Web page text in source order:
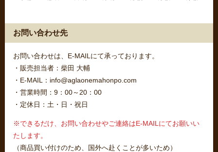
お問い合わせ先
お問い合わせは、E-MAILにて承っております。
・販売担当者：柴田 大輔
・E-MAIL：info@aglaonemahonpo.com
・営業時間：9：00～20：00
・定休日：土・日・祝日
※できるだけ、お問い合わせやご連絡はE-MAILにてお願いい
たします。
（商品買い付けのため、国外へ赴くことが多いため）